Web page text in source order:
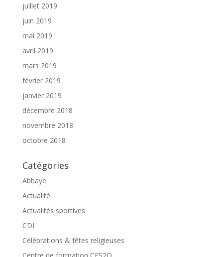
juillet 2019
juin 2019
mai 2019
avril 2019
mars 2019
février 2019
janvier 2019
décembre 2018
novembre 2018
octobre 2018
Catégories
Abbaye
Actualité
Actualités sportives
CDI
Célébrations & fêtes religieuses